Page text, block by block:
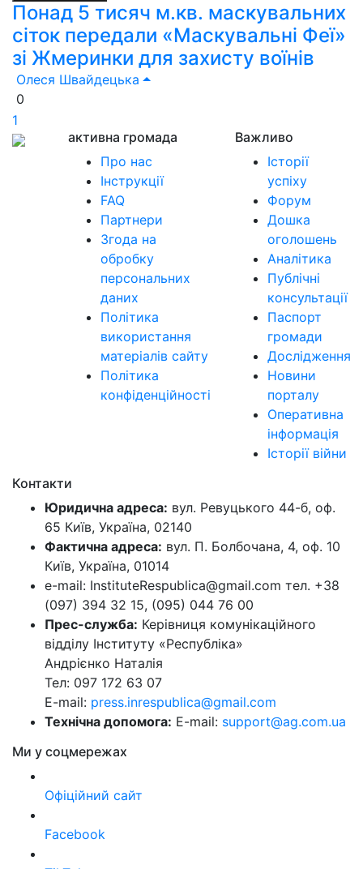
Понад 5 тисяч м.кв. маскувальних
сіток передали «Маскувальні Феї»
зі Жмеринки для захисту воїнів
Олеся Швайдецька
0
1
активна громада
Про нас
Інструкції
FAQ
Партнери
Згода на
обробку
персональних
даних
Політика
використання
матеріалів сайту
Політика
конфіденційності
Важливо
Історії
успіху
Форум
Дошка
оголошень
Аналітика
Публічні
консультації
Паспорт
громади
Дослідження
Новини
порталу
Оперативна
інформація
Історії війни
Контакти
Юридична адреса: вул. Ревуцького 44-б, оф.
65 Київ, Україна, 02140
Фактична адреса: вул. П. Болбочана, 4, оф. 10
Київ, Україна, 01014
e-mail: InstituteRespublica@gmail.com тел. +38
(097) 394 32 15, (095) 044 76 00
Прес-служба: Керівниця комунікаційного
відділу Інституту «Республіка»
Андрієнко Наталія
Тел: 097 172 63 07
E-mail: press.inrespublica@gmail.com
Технічна допомога: E-mail: support@ag.com.ua
Ми у соцмережах
Офіційний сайт
Facebook